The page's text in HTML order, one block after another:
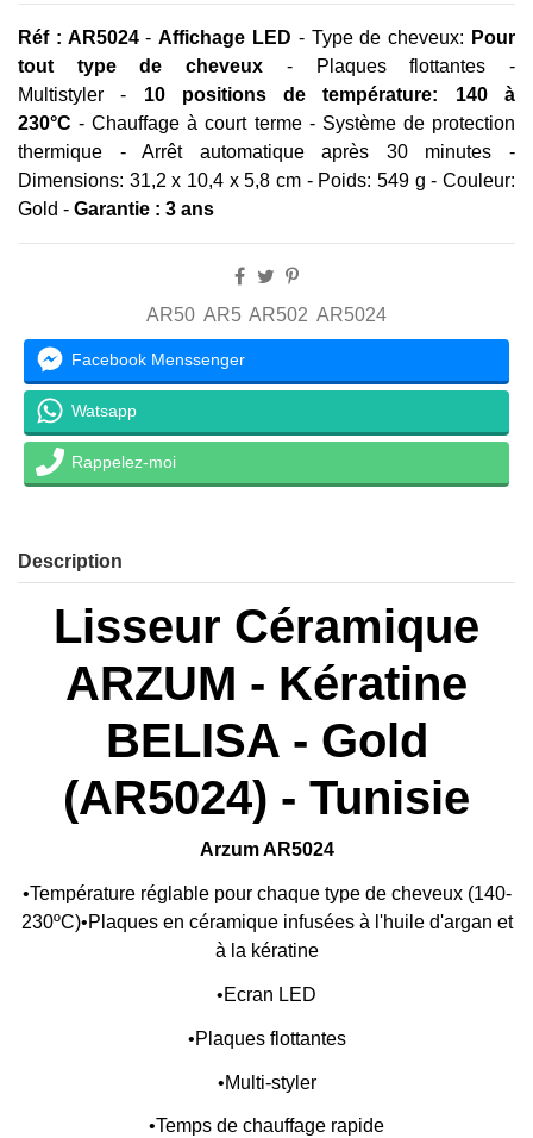
Réf : AR5024-Affichage LED - Type de cheveux: Pour
tout type de cheveux - Plaques flottantes -
Multistyler - 10 positions de température: 140 à
230°C- Chauffage à court terme - Système de protection
thermique - Arrêt automatique après 30 minutes -
Dimensions: 31,2 x 10,4 x 5,8 cm - Poids: 549 g - Couleur:
Gold - Garantie : 3 ans
AR50 AR5 AR502 AR5024
Facebook Menssenger
Watsapp
Rappelez-moi
Description
Lisseur Céramique
ARZUM - Kératine
BELISA - Gold
(AR5024) - Tunisie
Arzum AR5024
•Température réglable pour chaque type de cheveux (140-
230ºC)•Plaques en céramique infusées à l'huile d'argan et
à la kératine
•Ecran LED
•Plaques flottantes
•Multi-styler
•Temps de chauffage rapide